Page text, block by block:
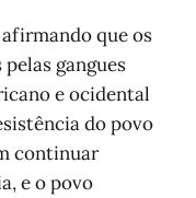
que os
gangues
e ocidental
do povo
continuar
e o povo